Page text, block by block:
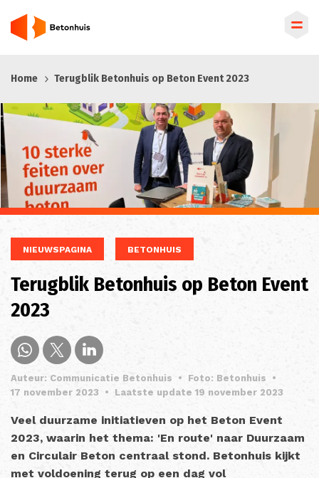
en
de
inhoud
gaan
Home Terugblik Betonhuis op Beton Event 2023
NIEUWSPAGINA BETONHUIS
Terugblik Betonhuis op Beton Event
2023
Auteur: Communicatie Betonhuis • Foto: Betonhuis
•
17 november 2023
• Laatste update 19 november 2023
Veel duurzame initiatieven op het Beton Event
2023, waarin het thema: 'En route' naar Duurzaam
en Circulair Beton centraal stond. Betonhuis kijkt
met voldoening terug op een dag vol